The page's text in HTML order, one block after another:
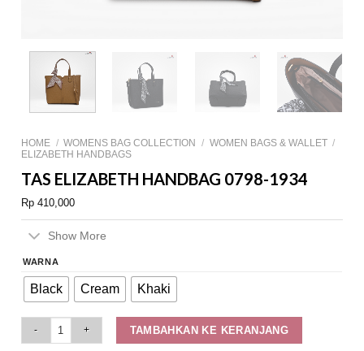
HOME / WOMENS BAG COLLECTION / WOMEN BAGS & WALLET /
ELIZABETH HANDBAGS
TAS ELIZABETH HANDBAG 0798-1934
Rp 410,000
Show More
WARNA
Black Cream Khaki
TAMBAHKAN KE KERANJANG